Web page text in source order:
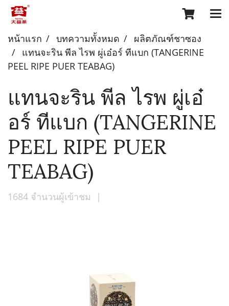
หน้าแรก บทความทั้งหมด
ผลิตภัณฑ์ชาซอง
แทนจะริน พีล ไรพ ผู่เอ๋อร์ ทีแบก (TANGERINE
PEEL RIPE PUER TEABAG)
แทนจะริน พีล ไรพ ผู่เอ๋
อร์ ทีแบก (TANGERINE
PEEL RIPE PUER
TEABAG)
1684 จำนวนผู้เข้าชม |